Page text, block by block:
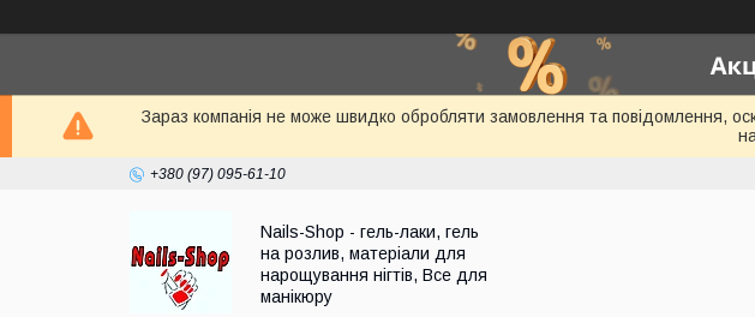
Зараз компанія не може швидко обробляти замовлення та повідомлення,
+380 (97) 095-61-10
Nails-Shop - гель-лаки, гель
на розлив, матеріали для
нарощування нігтів, Все для
манікюру